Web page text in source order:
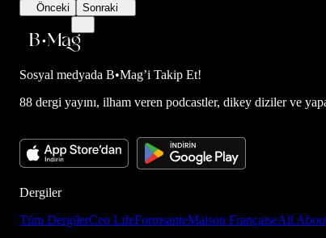
Önceki Sonraki
Sosyal medyada B•Mag’i Takip Et!
88 dergi yayını, ilham veren podcastler, dikey diziler ve
Dergiler
Tüm DergilerCeo LifeFormsanteMaison FrançaiseAll